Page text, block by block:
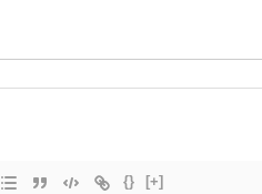
{} [+]